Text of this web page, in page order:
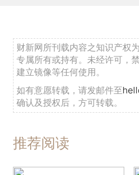
财新网所刊载内容之知识产权
专属所有或持有。未经许可，
建立镜像等任何使用。
如有意愿转载，请发邮件至
确认及授权后，方可转载。
推荐阅读